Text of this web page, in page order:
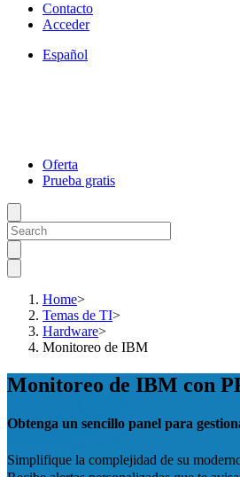
Contacto
Acceder
Español
Oferta
Prueba gratis
Home>
Temas de TI>
Hardware>
Monitoreo de IBM
Monitoreo de IBM con
Obtenga un sencillo panel para
Simplifique la complejidad de su